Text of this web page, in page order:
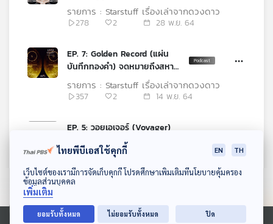
ดาวน์โหลด Thai PBS Podcast Application
278 2 28 พ.ย. 64
รายการ : Starstuff เรื่องเล่าจากดวงดาว
EP. 7: Golden Record (แผ่น
บันทึกทองคำ) จดหมายถึงสหาย
357
2 14 พ.ย. 64
รายการ : Starstuff เรื่องเล่าจากดวงดาว
EP. 5: วอยเอเจอร์ (Voyager)
กับการค้นพบเหนือจินตนาการ
382 3 31 ต.ค. 64
รายการ : Starstuff เรื่องเล่าจากดวงดาว
ดวงดาว
ไทยพีบีเอสใช้คุกกี้ EN TH
เว็บไซต์ของเรามีการจัดเก็บคุกกี้ โปรดศึกษาเพิ่มเติมที่นโยบายคุ้มครอง
ข้อมูลส่วนบุคคล
เพิ่มเติม
ยอมรับทั้งหมด ไม่ยอมรับทั้งหมด ปิด